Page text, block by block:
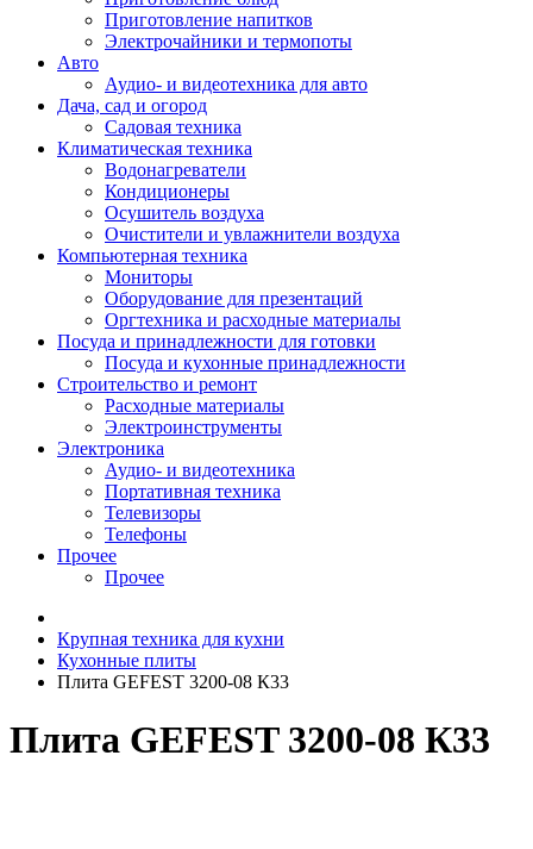
Приготовление напитков
Электрочайники и термопоты
Авто
Аудио- и видеотехника для авто
Дача, сад и огород
Садовая техника
Климатическая техника
Водонагреватели
Кондиционеры
Осушитель воздуха
Очистители и увлажнители воздуха
Компьютерная техника
Мониторы
Оборудование для презентаций
Оргтехника и расходные материалы
Посуда и принадлежности для готовки
Посуда и кухонные принадлежности
Строительство и ремонт
Расходные материалы
Электроинструменты
Электроника
Аудио- и видеотехника
Портативная техника
Телевизоры
Телефоны
Прочее
Прочее
Крупная техника для кухни
Кухонные плиты
Плита GEFEST 3200-08 К33
Плита GEFEST 3200-08 К33